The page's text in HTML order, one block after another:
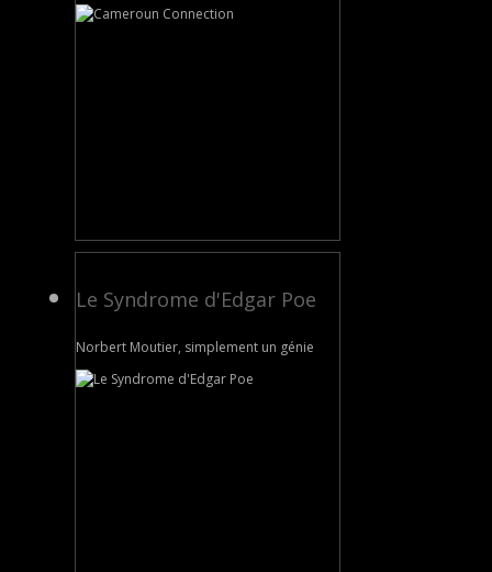
Le Syndrome d'Edgar Poe
Norbert Moutier, simplement un génie